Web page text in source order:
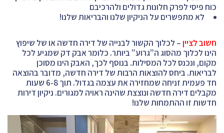
כוח פיסי לפרק חלונות גדולים ולהרכיבם
לא מתפשרים על הניקיון שלנו והבריאות שלנו!
חשוב לציין– לכלוך הקשור לבנייה של דירה חדשה או של שיפוץ
הינו לכלוך מהסוג ה”גרוע” ביותר. כלומר אבק דק שמגיע לכל
מקום, ונכנס לכל המסילות. בנוסף לכך, האבק הינו מסוכן
לבריאות. ביחס להוצאות הרבות של דירה חדשה, מדובר בהוצאה
חד פעמית זניחה שמחזירה את עצמה בגדול. תוך 6-8 שעות
מקבלים דירה חדשה ונוצצת שהינה ראויה למגורים. ניקיון דירות
חדשות זו ההתמחות שלנו!